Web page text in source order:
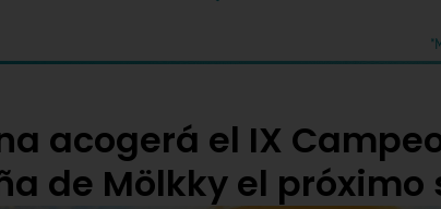
acogerá el IX
de Mölkky el próximo